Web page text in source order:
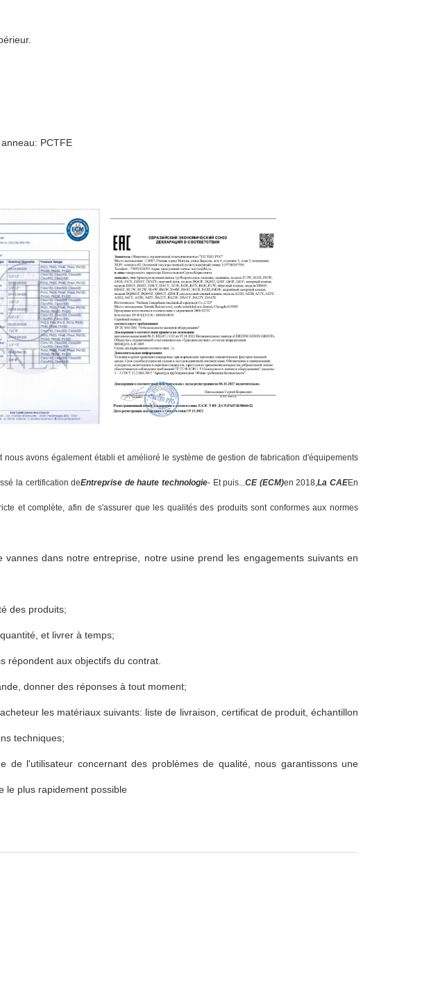
PCTFE
avons également établi et amélioré le système de gestion de fabrication d'équipements
la certification deEntreprise de haute technologie- Et puis...CE (ECM)en 2018,La CAEEn
et complète, afin de s'assurer que les qualités des produits sont conformes aux normes
dans notre entreprise, notre usine prend les engagements suivants en
des produits;
et livrer à temps;
répondent aux objectifs du contrat.
donner des réponses à tout moment;
les matériaux suivants: liste de livraison, certificat de produit, échantillon
techniques;
de l'utilisateur concernant des problèmes de qualité, nous garantissons une
le plus rapidement possible